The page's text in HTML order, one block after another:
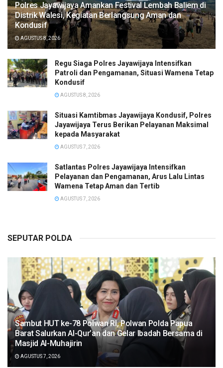
Polres Jayawijaya Amankan Festival Lembah Baliem di
Distrik Walesi, Kegiatan Berlangsung Aman dan
Kondusif
AGUSTUS 8, 2026
Regu Siaga Polres Jayawijaya Intensifkan
Patroli dan Pengamanan, Situasi Wamena Tetap
Kondusif
AGUSTUS 8, 2026
Situasi Kamtibmas Jayawijaya Kondusif, Polres
Jayawijaya Terus Berikan Pelayanan Maksimal
kepada Masyarakat
AGUSTUS 7, 2026
Satlantas Polres Jayawijaya Intensifkan
Pelayanan dan Pengamanan, Arus Lalu Lintas
Wamena Tetap Aman dan Tertib
AGUSTUS 7, 2026
SEPUTAR POLDA
Sambut HUT ke-78 Polwan RI, Polwan Polda Papua
Barat Salurkan Al-Qur’an dan Gelar Ibadah Bersama di
Masjid Al-Muhajirin
AGUSTUS 7, 2026